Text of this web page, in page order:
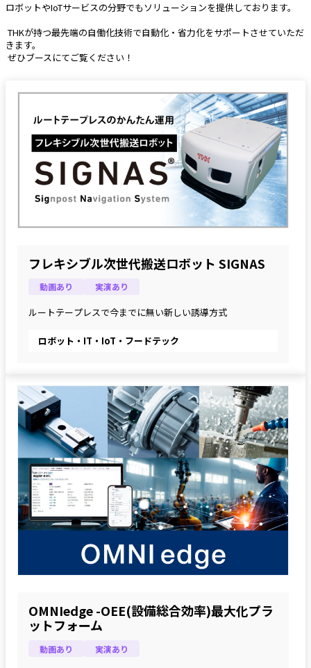
ロボットやIoTサービスの分野でもソリューションを提供しております。
きます。
ぜひブースにてご覧ください！
フレキシブル次世代搬送ロボット SIGNAS
動画あり 実演あり
ルートテープレスで今までに無い新しい誘導方式
ロボット・IT・IoT・フードテック
OMNIedge -OEE(設備総合効率)最大化プラ
ットフォーム
動画あり 実演あり